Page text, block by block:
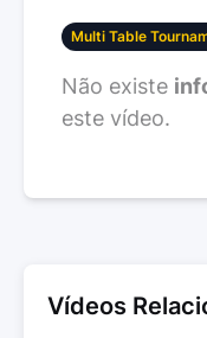
Multi Table
Não existe
este vídeo.
Vídeos